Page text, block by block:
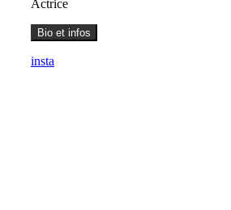
Actrice
Bio et infos
insta